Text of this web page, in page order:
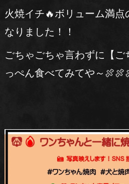
火焼イチ🔥ボリューム満
なりました！！
ごちゃごちゃ言わずに【
っぺん食べてみてや～